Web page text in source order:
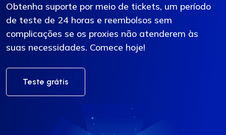
Obtenha suporte por meio de tickets, um período
de teste de 24 horas e reembolsos sem
complicações se os proxies não atenderem às
suas necessidades. Comece hoje!
Teste grátis